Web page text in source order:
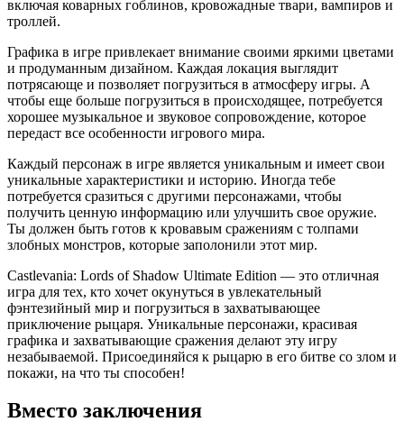
включая коварных гоблинов, кровожадные твари, вампиров и
троллей.
Графика в игре привлекает внимание своими яркими цветами
и продуманным дизайном. Каждая локация выглядит
потрясающе и позволяет погрузиться в атмосферу игры. А
чтобы еще больше погрузиться в происходящее, потребуется
хорошее музыкальное и звуковое сопровождение, которое
передаст все особенности игрового мира.
Каждый персонаж в игре является уникальным и имеет свои
уникальные характеристики и историю. Иногда тебе
потребуется сразиться с другими персонажами, чтобы
получить ценную информацию или улучшить свое оружие.
Ты должен быть готов к кровавым сражениям с толпами
злобных монстров, которые заполонили этот мир.
Castlevania: Lords of Shadow Ultimate Edition — это отличная
игра для тех, кто хочет окунуться в увлекательный
фэнтезийный мир и погрузиться в захватывающее
приключение рыцаря. Уникальные персонажи, красивая
графика и захватывающие сражения делают эту игру
незабываемой. Присоединяйся к рыцарю в его битве со злом и
покажи, на что ты способен!
Вместо заключения